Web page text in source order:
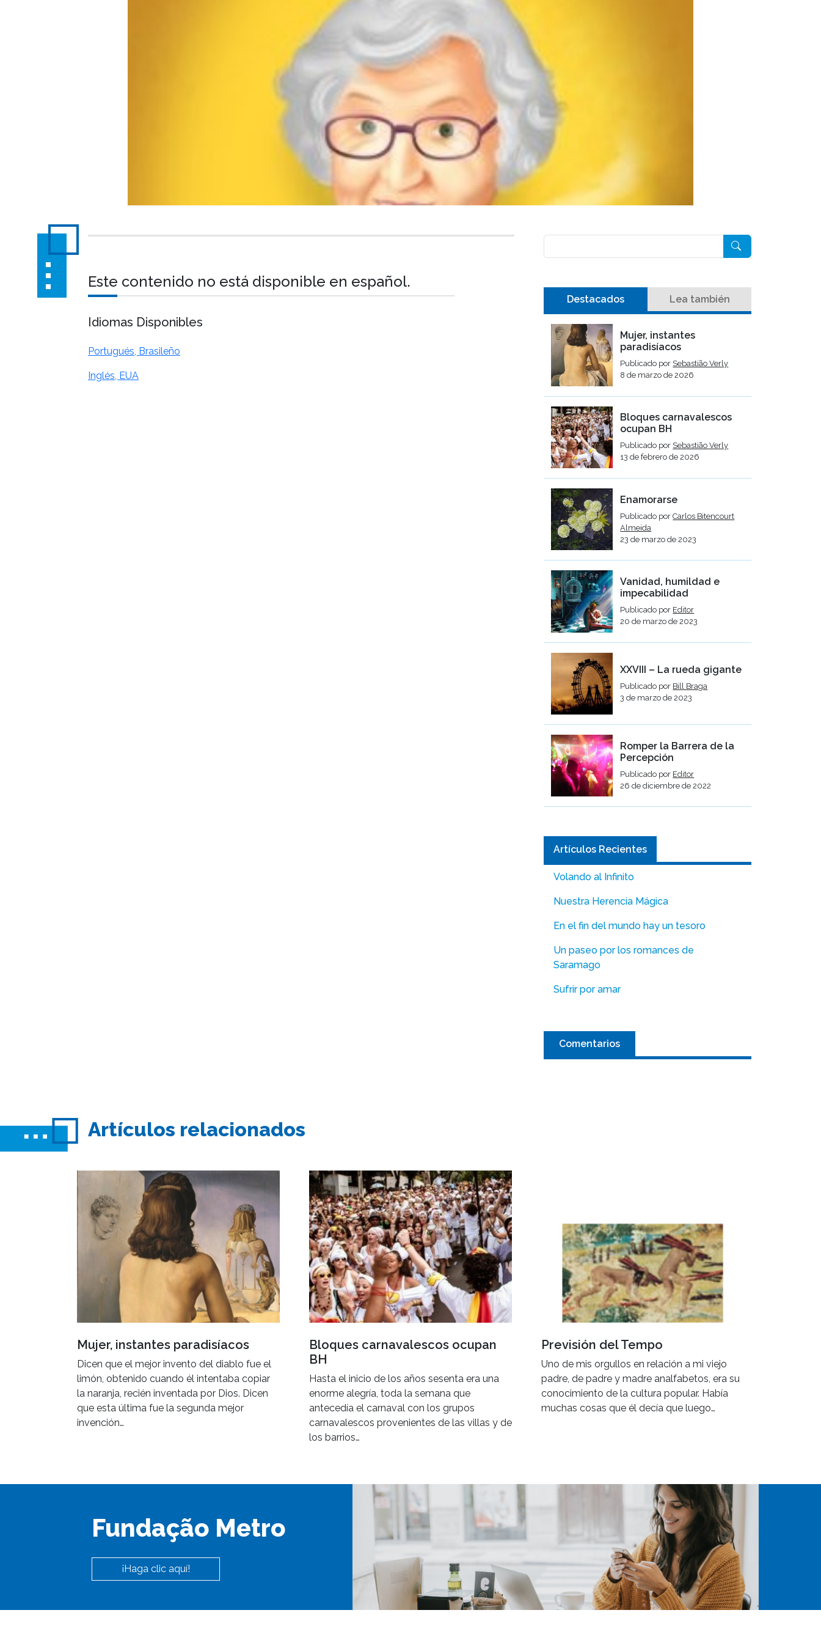
Este contenido no está disponible en español.
Idiomas Disponibles
Portugués, Brasileño
Inglés, EUA
Destacados Lea también
Mujer, instantes
paradisíacos
Publicado por Sebastião Verly
8 de marzo de 2026
Bloques carnavalescos
ocupan BH
Publicado por Sebastião Verly
13 de febrero de 2026
Enamorarse
Publicado porCarlos Bitencourt
Almeida
23 de marzo de 2023
Vanidad, humildad e
impecabilidad
Publicado por Editor
20 de marzo de 2023
XXVIII – La rueda gigante
Publicado por Bill Braga
3 de marzo de 2023
Romper la Barrera de la
Percepción
Publicado por Editor
26 de diciembre de 2022
Artículos Recientes
Volando al Infinito
Nuestra Herencia Mágica
En el fin del mundo hay un tesoro
Un paseo por los romances de
Saramago
Sufrir por amar
Comentarios
Artículos relacionados
Mujer, instantes paradisíacos
Dicen que el mejor invento del diablo fue el
limón, obtenido cuando él intentaba copiar
la naranja, recién inventada por Dios. Dicen
que esta última fue la segunda mejor
invención…
Bloques carnavalescos ocupan
BH
Hasta el inicio de los años sesenta era una
enorme alegría, toda la semana que
antecedía el carnaval con los grupos
carnavalescos provenientes de las villas y de
los barrios…
Previsión del Tempo
Uno de mis orgullos en relación a mi viejo
padre, de padre y madre analfabetos, era su
conocimiento de la cultura popular. Había
muchas cosas que él decía que luego…
Fundação Metro
¡Haga clic aquí!